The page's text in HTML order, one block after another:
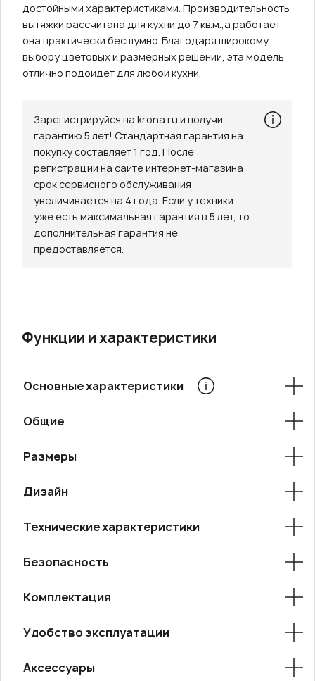
достойными характеристиками. Производительность
вытяжки рассчитана для кухни до 7 кв.м.,а работает
она практически бесшумно. Благодаря широкому
выбору цветовых и размерных решений, эта модель
отлично подойдет для любой кухни.
Зарегистрируйся на krona.ru и получи
гарантию 5 лет! Стандартная гарантия на
покупку составляет 1 год. После
регистрации на сайте интернет-магазина
срок сервисного обслуживания
увеличивается на 4 года. Если у техники
уже есть максимальная гарантия в 5 лет, то
дополнительная гарантия не
предоставляется.
Функции и характеристики
Основные характеристики
Общие
Размеры
Дизайн
Технические характеристики
Безопасность
Комплектация
Удобство эксплуатации
Аксессуары